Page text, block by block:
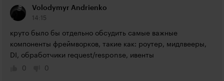
Volodymyr Andrienko
14:15
круто было бы отдельно обсудить самые важные
компоненты фреймворков, такие как: роутер, мидлвееры,
DI, обработчики request/response, ивенты
0
0